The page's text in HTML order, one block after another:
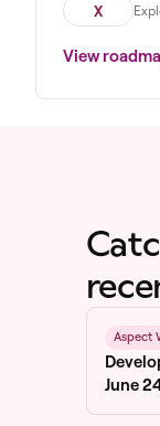
X
View
Aspect
June